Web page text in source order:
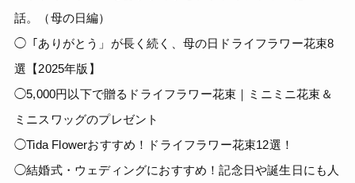
話。（母の日編）
◯「ありがとう」が長く続く、母の日ドライフラワー花束8
選【2025年版】
◯5,000円以下で贈るドライフラワー花束｜ミニミニ花束＆
ミニスワッグのプレゼント
◯Tida Flowerおすすめ！ドライフラワー花束12選！
◯結婚式・ウェディングにおすすめ！記念日や誕生日にも人